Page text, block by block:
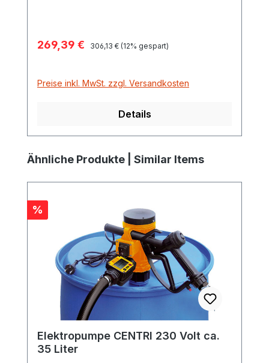
Verkaufspreis:
269,39 € Regulärer Preis:
306,13 € (12% gespart)
Preise inkl. MwSt. zzgl. Versandkosten
Details
Produktgalerie überspringen
Ähnliche Produkte | Similar Items
Rabatt
%
Elektropumpe CENTRI 230 Volt ca.
35 Liter